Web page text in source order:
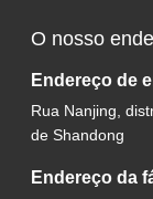
O nosso
Endereço de
Rua Nanjing,
de Shandong
Endereço da